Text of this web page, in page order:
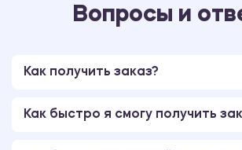
Вопросы и
Как получить заказ?
Как быстро я смогу получить